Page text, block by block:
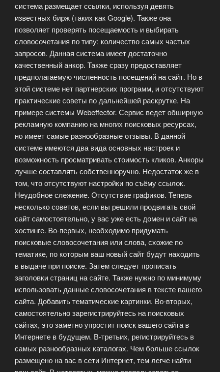
система размещает ссылки, используя девять
известных бирж (таких как Google). Также она
позволяет проверять посещаемость и выбирать
словосочетания по типу: количество самых частых
запросов. Данная система имеет достаточно
качественный анкор. Также сразу предоставляет
предполагаемую численность посещений на сайт. Но в
этой системе нет партнерских программ, и отсутствуют
практические советы по дальнейшей раскрутке. На
примере системы Webeffector. Сервис ведет обширную
рекламную компанию на многих поисковых ресурсах,
но имеет самые разнообразные отзывы. В данной
системе имеются два вида основных настроек и
возможность просматривать стоимость кликов. Анкоры
лучше составлять собственноручно. Недостаток же в
том, что отсутствуют настройки по съёму ссылок.
Неудобное слежение. Отсутствие графиков. Теперь
несколько советов, если вы решили продвигать свой
сайт самостоятельно, у вас уже есть домен и сайт на
хостинге. Во-первых, необходимо придумать
поисковые словосочетания или слова, схожие по
тематике, по которым ваш новый сайт будут находить
в выдаче при поиске. Затем следует прописать
заголовки страниц на сайте. Также нужно по минимуму
использовать данные словосочетания в тексте вашего
сайта. Добавить тематические картинки. Во-вторых,
самостоятельно зарегистрируйтесь на поисковых
сайтах, это заметно упростит поиск вашего сайта в
Интернете в будущем. В-третьих, регистрируйтесь в
самых разнообразных каталогах. Чем больше ссылок
размещено на вас в сети Интернет, тем легче найти